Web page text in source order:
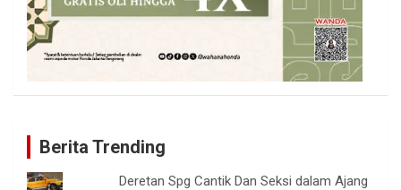
Berita Trending
Deretan Spg Cantik Dan Seksi dalam Ajang